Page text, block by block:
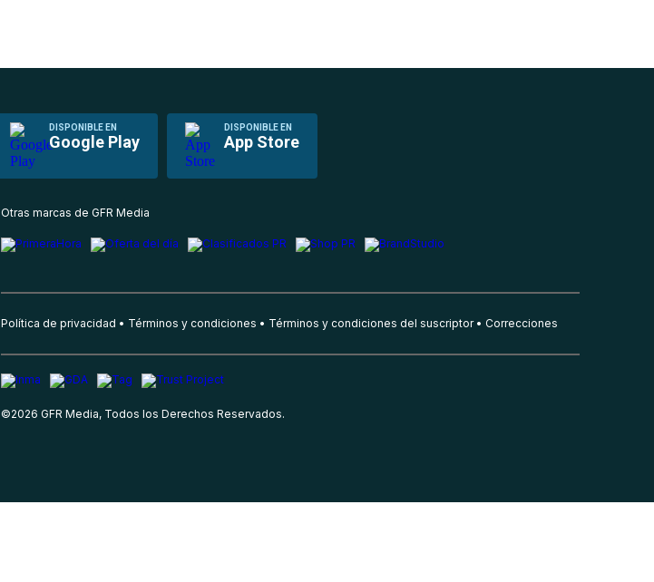
DISPONIBLE EN
Google Play
DISPONIBLE EN
App Store
Otras marcas de GFR Media
Política de privacidad Términos y condiciones Términos y condiciones del suscriptor Correcciones
©2026 GFR Media, Todos los Derechos Reservados.